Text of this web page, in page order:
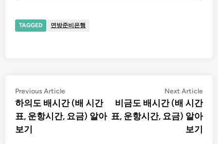
TAGGED 연방준비은행
글
탐
색
Previous ArticlePrevious
article:
하의도 배시간 (배 시간
표, 운항시간, 요금) 알아
보기
Next Article
비금도 배시간 (배 시간
표, 운항시간, 요금) 알아
보기